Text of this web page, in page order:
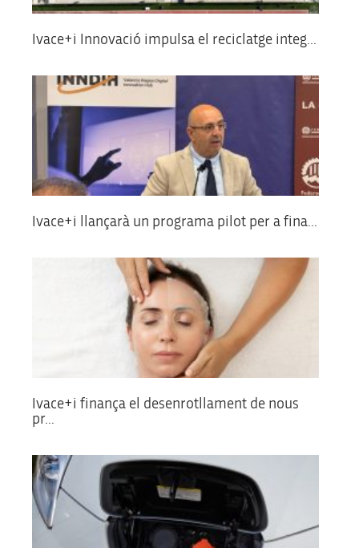
Ivace+i Innovació impulsa el reciclatge integ...
Ivace+i llançarà un programa pilot per a fina...
Ivace+i finança el desenrotllament de nous
pr...